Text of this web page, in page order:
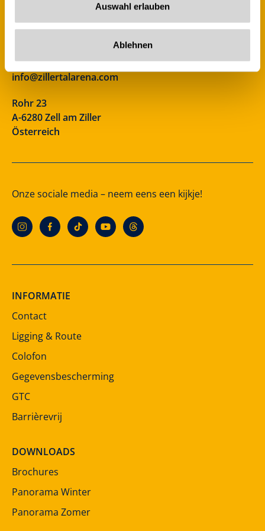
Auswahl erlauben
Ablehnen
+43 5282 7165
info@zillertalarena.com
Rohr 23
A-6280 Zell am Ziller
Österreich
Onze sociale media – neem eens een kijkje!
INFORMATIE
Contact
Ligging & Route
Colofon
Gegevensbescherming
GTC
Barrièrevrij
DOWNLOADS
Brochures
Panorama Winter
Panorama Zomer